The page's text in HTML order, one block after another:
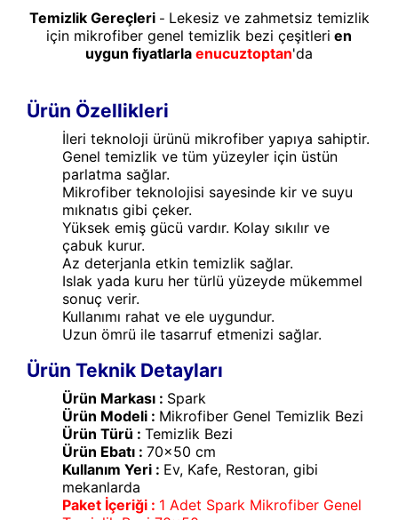
Temizlik Gereçleri - Lekesiz ve zahmetsiz temizlik
için mikrofiber genel temizlik bezi çeşitleri en
uygun fiyatlarla enucuztoptan'da
Ürün Özellikleri
İleri teknoloji ürünü mikrofiber yapıya sahiptir.
Genel temizlik ve tüm yüzeyler için üstün
parlatma sağlar.
Mikrofiber teknolojisi sayesinde kir ve suyu
mıknatıs gibi çeker.
Yüksek emiş gücü vardır. Kolay sıkılır ve
çabuk kurur.
Az deterjanla etkin temizlik sağlar.
Islak yada kuru her türlü yüzeyde mükemmel
sonuç verir.
Kullanımı rahat ve ele uygundur.
Uzun ömrü ile tasarruf etmenizi sağlar.
Ürün Teknik Detayları
Ürün Markası : Spark
Ürün Modeli : Mikrofiber Genel Temizlik Bezi
Ürün Türü : Temizlik Bezi
Ürün Ebatı : 70x50 cm
Kullanım Yeri : Ev, Kafe, Restoran, gibi
mekanlarda
Paket İçeriği : 1 Adet Spark Mikrofiber Genel